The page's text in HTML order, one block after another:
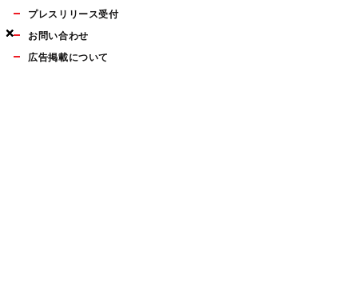
×
×
×
プレスリリース受付
お問い合わせ
広告掲載について